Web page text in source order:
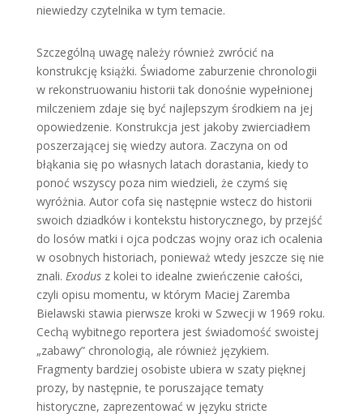
niewiedzy czytelnika w tym temacie.
Szczególną uwagę należy również zwrócić na
konstrukcję książki. Świadome zaburzenie chronologii
w rekonstruowaniu historii tak donośnie wypełnionej
milczeniem zdaje się być najlepszym środkiem na jej
opowiedzenie. Konstrukcja jest jakoby zwierciadłem
poszerzającej się wiedzy autora. Zaczyna on od
błąkania się po własnych latach dorastania, kiedy to
ponoć wszyscy poza nim wiedzieli, że czymś się
wyróżnia. Autor cofa się następnie wstecz do historii
swoich dziadków i kontekstu historycznego, by przejść
do losów matki i ojca podczas wojny oraz ich ocalenia
w osobnych historiach, ponieważ wtedy jeszcze się nie
znali. Exodus z kolei to idealne zwieńczenie całości,
czyli opisu momentu, w którym Maciej Zaremba
Bielawski stawia pierwsze kroki w Szwecji w 1969 roku.
Cechą wybitnego reportera jest świadomość swoistej
„zabawy” chronologią, ale również językiem.
Fragmenty bardziej osobiste ubiera w szaty pięknej
prozy, by następnie, te poruszające tematy
historyczne, zaprezentować w języku stricte